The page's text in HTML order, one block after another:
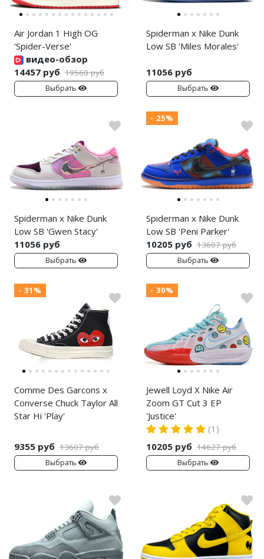
Air Jordan 1 High OG
'Spider-Verse'
видео-обзор
14457 руб 19560 руб
Выбрать
Spiderman x Nike Dunk
Low SB 'Miles Morales'
11056 руб
Выбрать
Spiderman x Nike Dunk
Low SB 'Gwen Stacy'
11056 руб
Выбрать
- 25%
Spiderman x Nike Dunk
Low SB 'Peni Parker'
10205 руб 13607 руб
Выбрать
- 31%
Comme Des Garcons x
Converse Chuck Taylor All
Star Hi 'Play'
9355 руб 13607 руб
Выбрать
- 30%
Jewell Loyd X Nike Air
Zoom GT Cut 3 EP
'Justice'
(1)
10205 руб 14627 руб
Выбрать